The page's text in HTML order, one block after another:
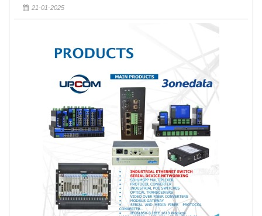
21-01-2025